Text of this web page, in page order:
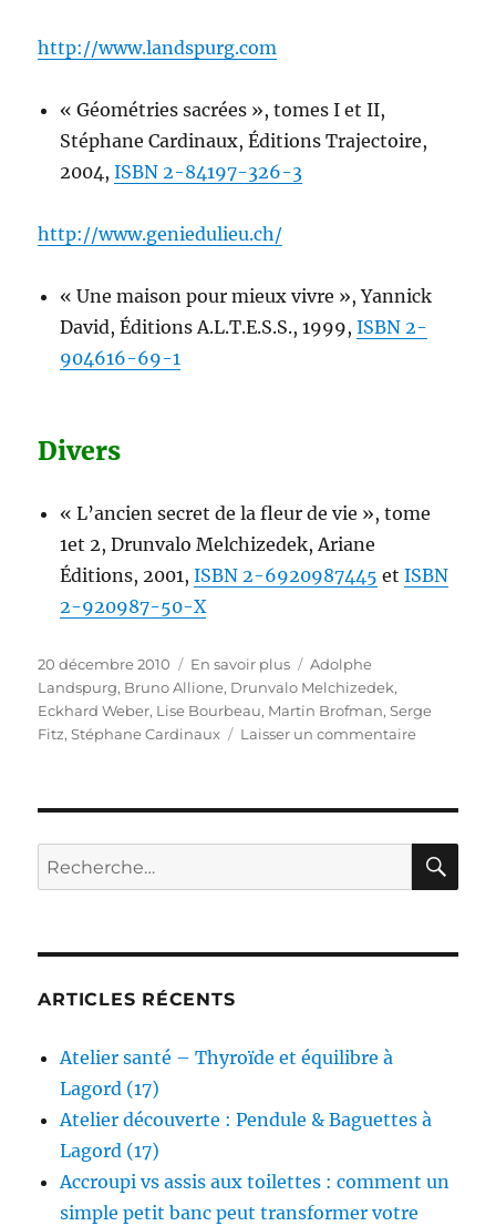
http://www.landspurg.com
« Géométries sacrées », tomes I et II,
Stéphane Cardinaux, Éditions Trajectoire,
2004,ISBN 2-84197-326-3
http://www.geniedulieu.ch/
« Une maison pour mieux vivre », Yannick
David, Éditions A.L.T.E.S.S., 1999,ISBN 2-
904616-69-1
Divers
« L’ancien secret de la fleur de vie », tome
1et 2, Drunvalo Melchizedek, Ariane
Éditions, 2001,ISBN 2-6920987445 etISBN
2-920987-50-X
Publié
le
20 décembre 2010 Catégories
En savoir plus Étiquettes
Adolphe
Landspurg, Bruno Allione, Drunvalo Melchizedek,
Eckhard Weber, Lise Bourbeau, Martin Brofman,Serge
Fitz,Stéphane Cardinaux Laisser un commentairesur
plus
Recherche
pour :
ARTICLES RÉCENTS
Atelier santé – Thyroïde et équilibre à
Lagord (17)
Atelier découverte : Pendule & Baguettes à
Lagord (17)
Accroupi vs assis aux toilettes : comment un
simple petit banc peut transformer votre